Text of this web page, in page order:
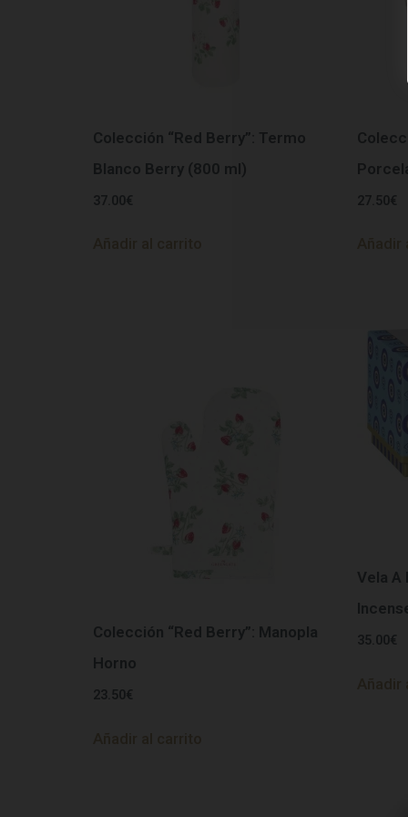
Colección “Red Berry”: Termo
Blanco Berry (800 ml)
37.00€ 27.50€
Colección “Red Berry”: Manopla
Horno
23.50 €
Vela A
35.00 €